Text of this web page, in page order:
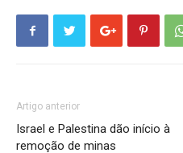
Artigo anterior
Israel e Palestina dão início à
remoção de minas